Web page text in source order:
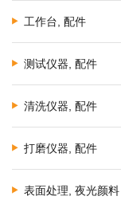
工作台, 配件
测试仪器, 配件
清洗仪器, 配件
打磨仪器, 配件
表面处理, 夜光颜料